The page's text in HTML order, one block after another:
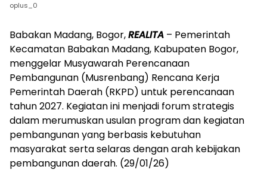
oplus_0
Babakan Madang, Bogor,REALITA – Pemerintah
Kecamatan Babakan Madang, Kabupaten Bogor,
menggelar Musyawarah Perencanaan
Pembangunan (Musrenbang) Rencana Kerja
Pemerintah Daerah (RKPD) untuk perencanaan
tahun 2027. Kegiatan ini menjadi forum strategis
dalam merumuskan usulan program dan kegiatan
pembangunan yang berbasis kebutuhan
masyarakat serta selaras dengan arah kebijakan
pembangunan daerah. (29/01/26)